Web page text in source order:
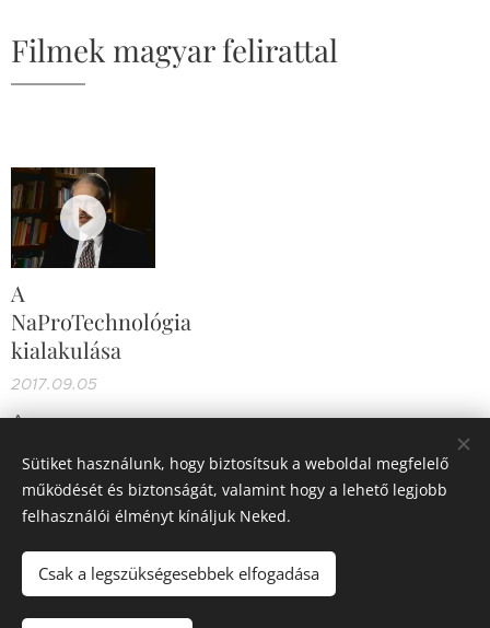
Filmek magyar felirattal
A
NaProTechnológia
kialakulása
2017.09.05
A
kialakulása, a
nőgyógyászat
fejlődése a
szexuális
forradalom óta
Termékeny vagy! | Minden jog fenntartva. © 2019-2025
Sütiket használunk, hogy biztosítsuk a weboldal megfelelő
működését és biztonságát, valamint hogy a lehető legjobb
felhasználói élményt kínáljuk Neked.
Csak a legszükségesebbek elfogadása